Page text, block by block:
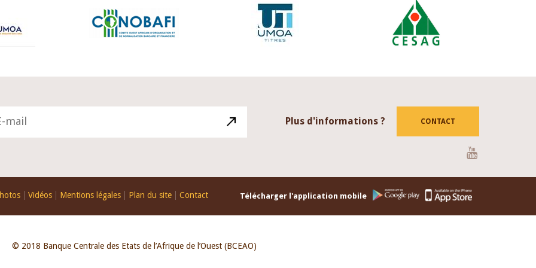
Plus d'informations ? CONTACT
Vidéos Mentions légales Plan du site Contact Télécharger l'application mobile
© 2018 Banque Centrale des Etats de l’Afrique de l’Ouest (BCEAO)